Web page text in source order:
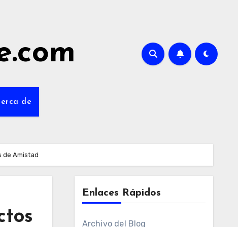
de
de Amistad
Enlaces Rápidos
Archivo del Blog